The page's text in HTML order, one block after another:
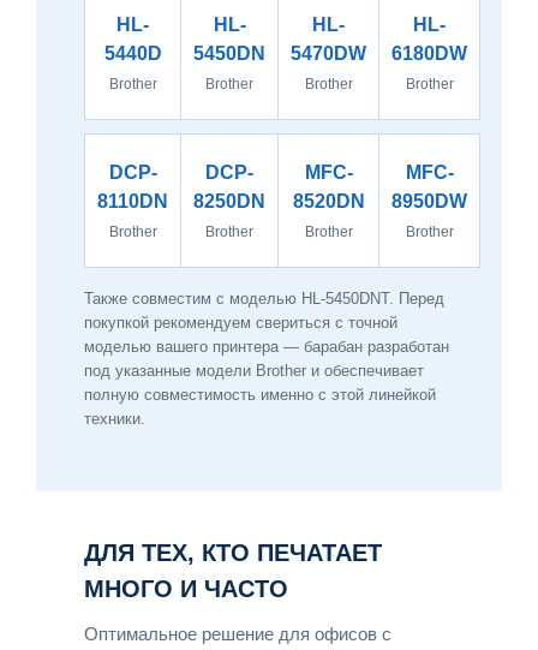
HL-
5440D
Brother
HL-
5450DN
Brother
HL-
5470DW
Brother
HL-
6180DW
Brother
DCP-
8110DN
Brother
DCP-
8250DN
Brother
MFC-
8520DN
Brother
MFC-
8950DW
Brother
Также совместим с моделью HL-5450DNT. Перед
покупкой рекомендуем свериться с точной
моделью вашего принтера — барабан разработан
под указанные модели Brother и обеспечивает
полную совместимость именно с этой линейкой
техники.
ДЛЯ ТЕХ, КТО ПЕЧАТАЕТ
МНОГО И ЧАСТО
Оптимальное решение для офисов с